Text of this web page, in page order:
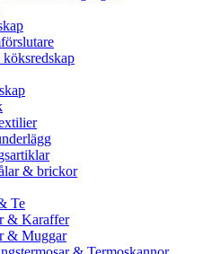
& brickor
Te
& Karaffer
& Muggar